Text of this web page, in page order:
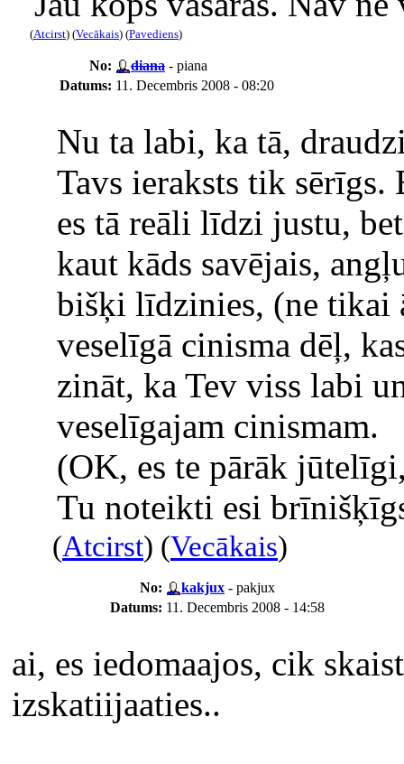
(Atcirst) (Vecākais) (Pavediens)
No: diana - piana
Datums: 11. Decembris 2008 - 08:20
Nu ta labi, ka tā,
Tavs ieraksts tik
es tā reāli līdzi justu,
kaut kāds savējais,
bišķi līdzinies, (ne tikai
veselīgā cinisma dēļ,
zināt, ka Tev viss labi
veselīgajam cinismam.
(OK, es te pārāk
Tu noteikti esi
(Atcirst) (Vecākais)
No: kakjux - pakjux
Datums: 11. Decembris 2008 - 14:58
ai, es iedomaajos, cik
izskatiijaaties..